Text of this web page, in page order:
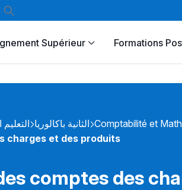
Supérieur Formations
التعليم الثانية باكالوريا Comptabilité et
charges et des produits
comptes des